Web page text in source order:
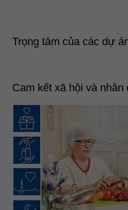
Trọng tâm của các dự
Cam kết xã hội và nhân